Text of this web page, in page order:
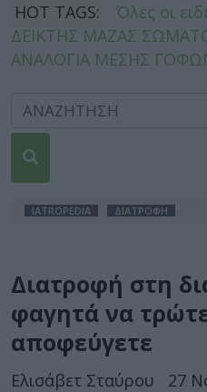
HOT TAGS:
Όλες οι
ΔΕΙΚΤΗΣ ΜΑΖΑΣ
ΑΝΑΛΟΓΙΑ ΜΕΣΗΣ
IATROPEDIA ΔΙΑΤΡΟΦΗ
Διατροφή στη
φαγητά να
αποφεύγετε
Ελισάβετ Σταύρου 27